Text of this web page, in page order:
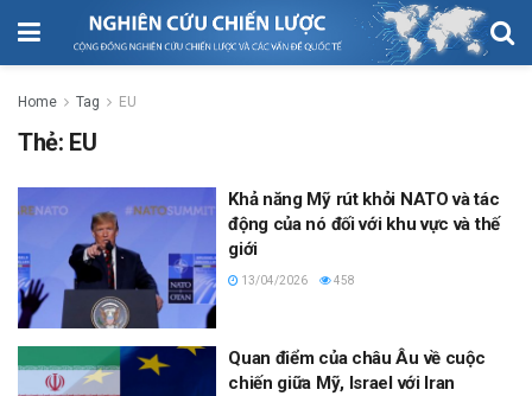
Home Tag EU
Thẻ: EU
Khả năng Mỹ rút khỏi NATO và tác
động của nó đối với khu vực và thế
giới
13/04/2026 458
Quan điểm của châu Âu về cuộc
chiến giữa Mỹ, Israel với Iran